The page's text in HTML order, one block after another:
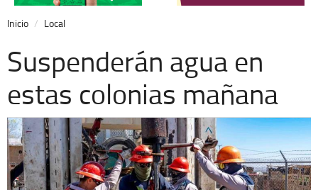
Opinión
Cronos
Economía
Espectáculos
Deportes
Extra +
Inicio Local
Suspenderán agua en
estas colonias mañana